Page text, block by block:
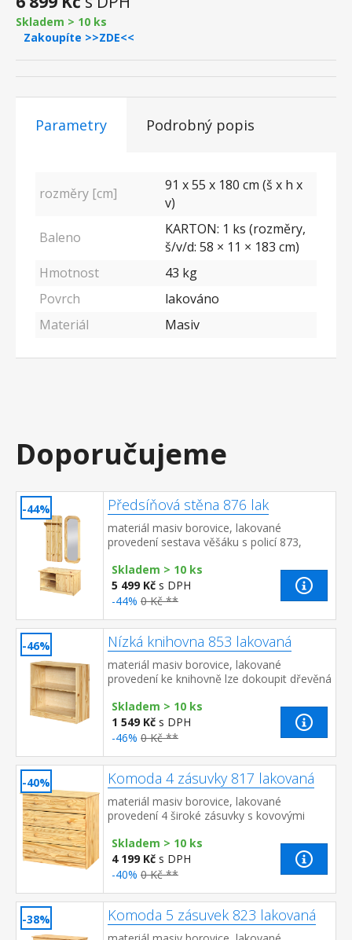
Skladem > 10 ks
Zakoupíte >>ZDE<<
Parametry Podrobný popis
rozměry [cm]
91 x 55 x 180 cm (š x h x
v)
Baleno
KARTON: 1 ks (rozměry,
š/v/d: 58 × 11 × 183 cm)
Hmotnost
43 kg
Povrch
lakováno
Materiál
Masiv
Doporučujeme
-44% Předsíňová stěna 876 lak
materiál masiv borovice, lakované
provedení sestava věšáku s policí 873,
policí (š/h/v) 47 × 20 × ...
Skladem > 10 ks
5 499 Kč s DPH
-44% 0 Kč **
-46% Nízká knihovna 853 lakovaná
materiál masiv borovice, lakované
provedení ke knihovně lze dokoupit dřevěná
dvířek
Skladem > 10 ks
1 549 Kč s DPH
-46% 0 Kč **
-40% Komoda 4 zásuvky 817 lakovaná
materiál masiv borovice, lakované
provedení 4 široké zásuvky s kovovými
Skladem > 10 ks
4 199 Kč s DPH
-40% 0 Kč **
-38% Komoda 5 zásuvek 823 lakovaná